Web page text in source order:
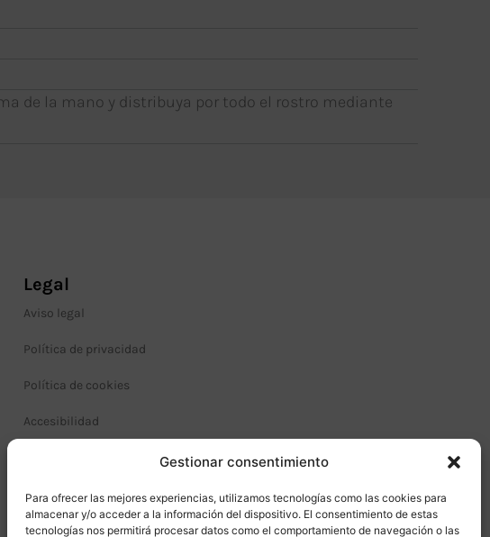
Gestionar consentimiento
Para ofrecer las mejores experiencias, utilizamos tecnologías como las cookies para
almacenar y/o acceder a la información del dispositivo. El consentimiento de estas
tecnologías nos permitirá procesar datos como el comportamiento de navegación o las
de la mano y distribuya por todo el rostro mediante
Legal
Aviso legal
Política de privacidad
Política de cookies
Accesibilidad
Términos y condiciones de compra